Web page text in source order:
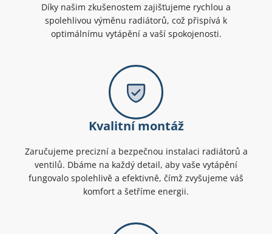
Díky našim zkušenostem zajišťujeme rychlou a
spolehlivou výměnu radiátorů, což přispívá k
optimálnímu vytápění a vaší spokojenosti.
Kvalitní montáž
Zaručujeme precizní a bezpečnou instalaci radiátorů a
ventilů. Dbáme na každý detail, aby vaše vytápění
fungovalo spolehlivě a efektivně, čímž zvyšujeme váš
komfort a šetříme energii.